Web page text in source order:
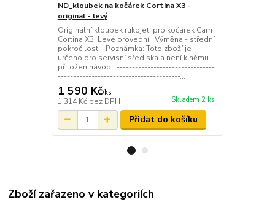
ND_kloubek na kočárek Cortina X3 -
original - levý
Originální kloubek rukojeti pro kočárek Cam
Cortina X3. Levé provední Výměna - střední
pokročilost. Poznámka: Toto zboží je
určeno pro servisní sřediska a není k němu
přiložen návod. --------------------------------
----------------------------------------...
1 590 Kč/ks
1 314 Kč bez DPH Skladem 2 ks
Přidat do košíku
Zboží zařazeno v kategoriích